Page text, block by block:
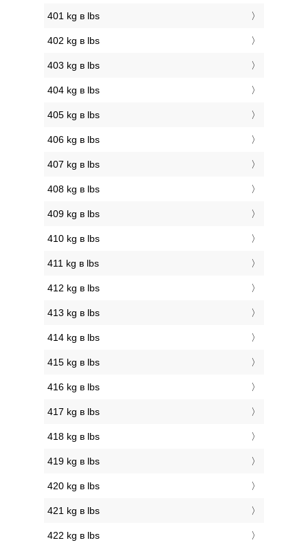
401 kg в lbs
402 kg в lbs
403 kg в lbs
404 kg в lbs
405 kg в lbs
406 kg в lbs
407 kg в lbs
408 kg в lbs
409 kg в lbs
410 kg в lbs
411 kg в lbs
412 kg в lbs
413 kg в lbs
414 kg в lbs
415 kg в lbs
416 kg в lbs
417 kg в lbs
418 kg в lbs
419 kg в lbs
420 kg в lbs
421 kg в lbs
422 kg в lbs